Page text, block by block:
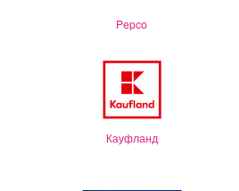
Pepco
Кауфланд